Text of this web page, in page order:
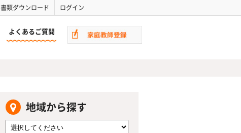
書類ダウンロード ログイン
よくあるご質問
地域から探す